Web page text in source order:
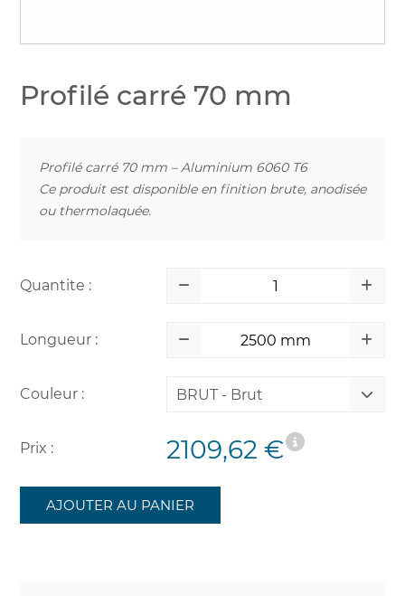
Profilé carré 70 mm
Profilé carré 70 mm – Aluminium 6060 T6
Ce produit est disponible en finition brute, anodisée
ou thermolaquée.
Quantite :
Longueur :
Couleur : BRUT - Brut
Prix : 2109,62 €
AJOUTER AU PANIER